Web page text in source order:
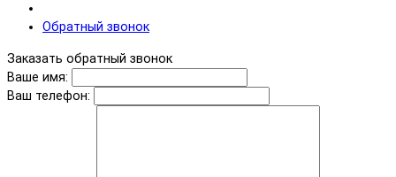
Обратный звонок
Заказать обратный звонок
Ваше имя:
Ваш телефон: